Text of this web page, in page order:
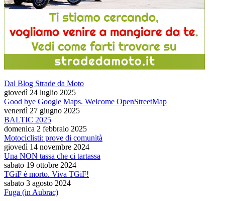
Dal Blog Strade da Moto
giovedì 24 luglio 2025
Good bye Google Maps. Welcome OpenStreetMap
venerdì 27 giugno 2025
BALTIC 2025
domenica 2 febbraio 2025
Motociclisti: prove di comunità
giovedì 14 novembre 2024
Una NON tassa che ci tartassa
sabato 19 ottobre 2024
TGiF è morto. Viva TGiF!
sabato 3 agosto 2024
Fuga (in Aubrac)